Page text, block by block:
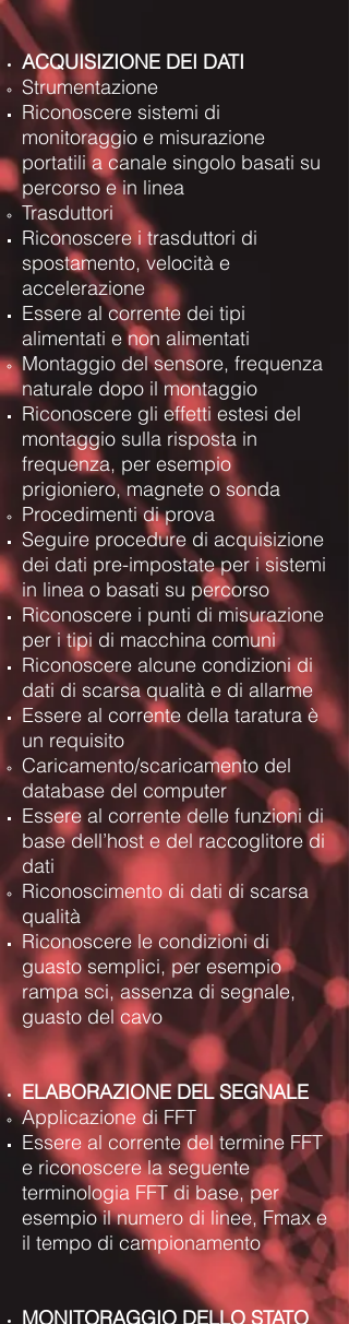
ACQUISIZIONE DEI DATI
Strumentazione
Riconoscere sistemi di
monitoraggio e misurazione
portatili a canale singolo basati su
percorso e in linea
Trasduttori
Riconoscere i trasduttori di
spostamento, velocità e
accelerazione
Essere al corrente dei tipi
alimentati e non alimentati
Montaggio del sensore, frequenza
naturale dopo il montaggio
Riconoscere gli effetti estesi del
montaggio sulla risposta in
frequenza, per esempio
prigioniero, magnete o sonda
Procedimenti di prova
Seguire procedure di acquisizione
dei dati pre-impostate per i sistemi
in linea o basati su percorso
Riconoscere i punti di misurazione
per i tipi di macchina comuni
Riconoscere alcune condizioni di
dati di scarsa qualità e di allarme
Essere al corrente della taratura è
un requisito
Caricamento/scaricamento del
database del computer
Essere al corrente delle funzioni di
base dell’host e del raccoglitore di
dati
Riconoscimento di dati di scarsa
qualità
Riconoscere le condizioni di
guasto semplici, per esempio
rampa sci, assenza di segnale,
guasto del cavo
ELABORAZIONE DEL SEGNALE
Applicazione di FFT
Essere al corrente del termine FFT
e riconoscere la seguente
terminologia FFT di base, per
esempio il numero di linee, Fmax e
il tempo di campionamento
MONITORAGGIO DELLO STATO